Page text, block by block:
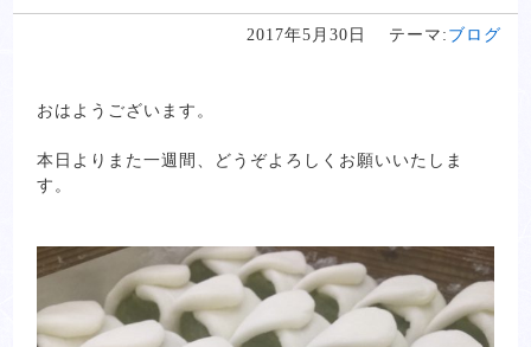
2017年5月30日 テーマ: ブログ
おはようございます。
本日よりまた一週間、どうぞよろしくお願いいたしま
す。